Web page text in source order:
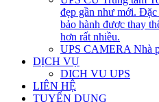
đẹp gần như mới.
bảo hành được thay
hơn rất nhiều.
UPS CAMERA Nhà
DỊCH VỤ
DICH VU UPS
LIÊN HỆ
TUYỂN DỤNG